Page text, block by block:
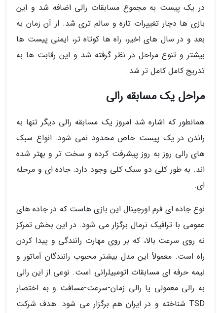
در یک پیست به مجموع مسابقات رالی اضافه شد و این
بازی ها دچار تغییرات تازه و سالم تری شد. از آن زمان به
بعد و در سال های اخیر، راه ها کوتاه تر، ایمنی پیست ها
بیشتر و تنوع مراحل در نظر گرفته شد و این رقابت ها به
تدریج کامل کامل تر شد.
مراحل یک مسابقه رالی
همانطور که اشاره شد امروز یک مسابقه رالی دیگر تنها به
راندن در یک پیست خاص محدود نمی شود. انواع سبک
های رالی روز به روز پیشرفت کرده و سخت تر و بهتر شده
اند. به طور کلی دو سبک کلی وجود دارد: جاده ای و مرحله
ای.
نوع جاده ای فرم اورجینال این بازی هاست که در جاده های
عمومی با ترافیک نرمال برگزار می شود. در این بخش تمرکز
نه روی سرعت بالا، که بر روی مهارت رانندگی و پیدا کردن
راه است. معمولاً این مدل بیشتر محبوب رانندگان آماتور و
نیمه حرفه ای مسابقات اتومبیلرانی است. نوعی از این رالی
به رالی معمولی یا رالی زمان-سرعت-مسافت و به اختصار
TSD شناخته و در ایران هم برگزار می شود. هدف شرکت